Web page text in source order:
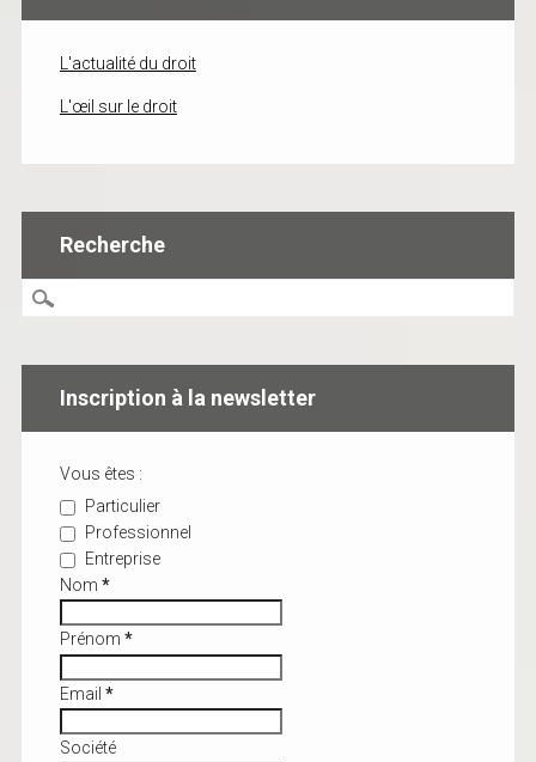
L'actualité du droit
L'œil sur le droit
Recherche
Inscription à la newsletter
Vous êtes :
Particulier
Professionnel
Entreprise
Nom *
Prénom *
Email *
Société